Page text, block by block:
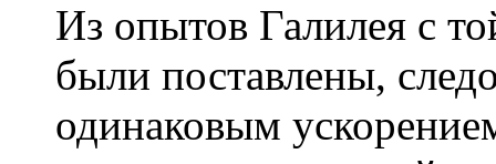
Из опытов Галилея с
были поставлены,
одинаковым